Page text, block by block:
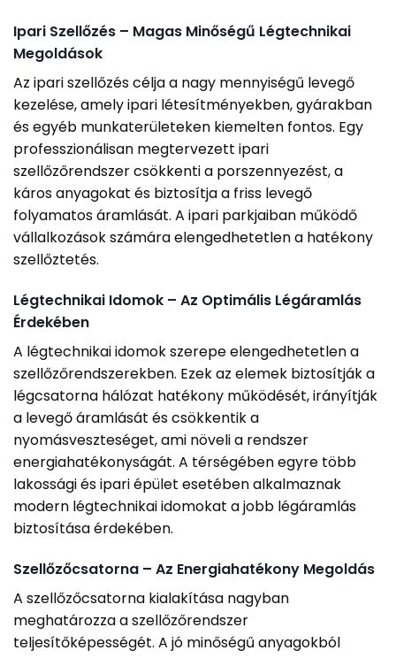
Ipari Szellőzés – Magas Minőségű Légtechnikai
Megoldások
Az ipari szellőzés célja a nagy mennyiségű levegő
kezelése, amely ipari létesítményekben, gyárakban
és egyéb munkaterületeken kiemelten fontos. Egy
professzionálisan megtervezett ipari
szellőzőrendszer csökkenti a porszennyezést, a
káros anyagokat és biztosítja a friss levegő
folyamatos áramlását. A ipari parkjaiban működő
vállalkozások számára elengedhetetlen a hatékony
szellőztetés.
Légtechnikai Idomok – Az Optimális Légáramlás
Érdekében
A légtechnikai idomok szerepe elengedhetetlen a
szellőzőrendszerekben. Ezek az elemek biztosítják a
légcsatorna hálózat hatékony működését, irányítják
a levegő áramlását és csökkentik a
nyomásveszteséget, ami növeli a rendszer
energiahatékonyságát. A térségében egyre több
lakossági és ipari épület esetében alkalmaznak
modern légtechnikai idomokat a jobb légáramlás
biztosítása érdekében.
Szellőzőcsatorna – Az Energiahatékony Megoldás
A szellőzőcsatorna kialakítása nagyban
meghatározza a szellőzőrendszer
teljesítőképességét. A jó minőségű anyagokból